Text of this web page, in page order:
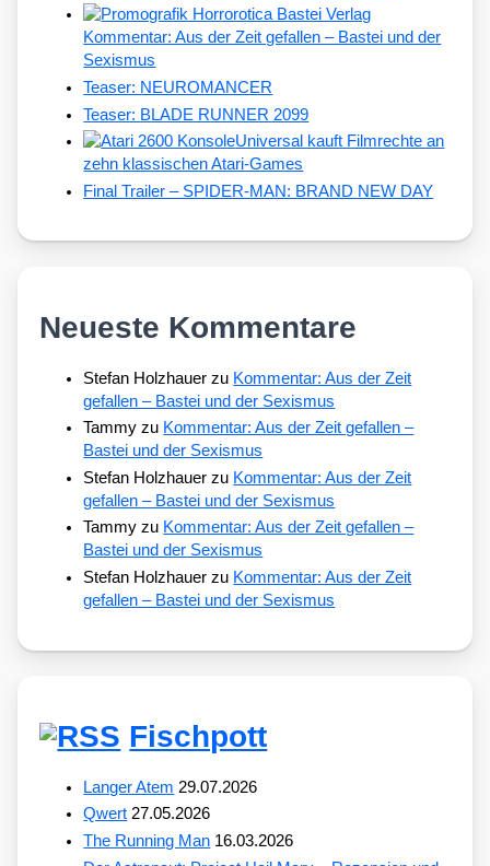
Kommentar: Aus der Zeit gefallen – Bastei und der
Sexismus
Teaser: NEUROMANCER
Teaser: BLADE RUNNER 2099
Universal kauft Filmrechte an
zehn klassischen Atari-Games
Final Trailer – SPIDER-MAN: BRAND NEW DAY
Neueste Kommentare
Stefan Holzhauer zu Kommentar: Aus der Zeit
gefallen – Bastei und der Sexismus
Tammy zu Kommentar: Aus der Zeit gefallen –
Bastei und der Sexismus
Stefan Holzhauer zu Kommentar: Aus der Zeit
gefallen – Bastei und der Sexismus
Tammy zu Kommentar: Aus der Zeit gefallen –
Bastei und der Sexismus
Stefan Holzhauer zu Kommentar: Aus der Zeit
gefallen – Bastei und der Sexismus
Fischpott
Langer Atem 29.07.2026
Qwert 27.05.2026
The Running Man 16.03.2026